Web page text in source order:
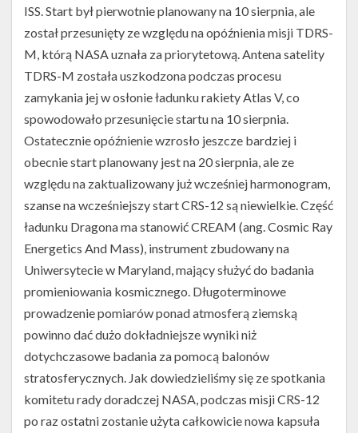
ISS. Start był pierwotnie planowany na 10 sierpnia, ale
został przesunięty ze względu na opóźnienia misji TDRS-
M, którą NASA uznała za priorytetową. Antena satelity
TDRS-M została uszkodzona podczas procesu
zamykania jej w osłonie ładunku rakiety Atlas V, co
spowodowało przesunięcie startu na 10 sierpnia.
Ostatecznie opóźnienie wzrosło jeszcze bardziej i
obecnie start planowany jest na 20 sierpnia, ale ze
względu na zaktualizowany już wcześniej harmonogram,
szanse na wcześniejszy start CRS-12 są niewielkie. Część
ładunku Dragona ma stanowić CREAM (ang. Cosmic Ray
Energetics And Mass), instrument zbudowany na
Uniwersytecie w Maryland, mający służyć do badania
promieniowania kosmicznego. Długoterminowe
prowadzenie pomiarów ponad atmosferą ziemską
powinno dać dużo dokładniejsze wyniki niż
dotychczasowe badania za pomocą balonów
stratosferycznych. Jak dowiedzieliśmy się ze spotkania
komitetu rady doradczej NASA, podczas misji CRS-12
po raz ostatni zostanie użyta całkowicie nowa kapsuła